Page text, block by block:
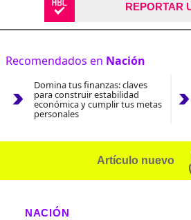
REPORTAR
Recomendados en Nación
Domina tus finanzas: claves
para construir estabilidad
económica y cumplir tus metas
personales
Artículo nuevo
NACIÓN